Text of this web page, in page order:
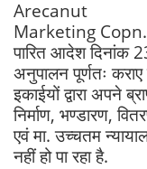
Arecanut
Marketing
पारित आदेश दिनांक
अनुपालन पूर्णतः कराए
इकाईयों द्वारा अपने
निर्माण, भण्डारण,
एवं मा. उच्चतम
नहीं हो पा रहा है.